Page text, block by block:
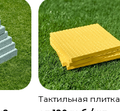
Тактильная плитка